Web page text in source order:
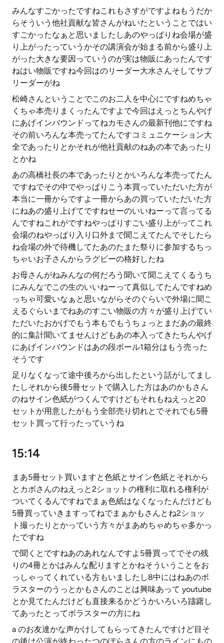
みんなすごかったですねこれもさすがですよねもうだか
らそういう他社貢献な皆さんがねいたということではい
すごかったなぁと思いましたしあのやっぱりね会場が盛
り上がったっていうかその講演会が始まる前から盛り上
がった大きな要因っていうのが実は物販にあったんです
ねはい物販ですね今回はのリーダー大水さんそしてサブ
リーダーがね
松崎さんということでこのお二人を中心にですねめちゃ
くちゃ本売りまくったんですよで今回はえっとちんやげ
にあげインバウンドってねカモさんの最新刊他にですね
その前いろんな本売ってたんですコミュニケーション大
全であったりとかそれが他社貢献のねあの本であったり
とかね
あの高橋社長の本であったりとかいろんな本売ってたん
ですねでその中でやっぱりこう本買っていただいた方が
本当に一冊からですよ一冊からあの買っていただいた方
にねあの盛り上げてですねせーのいいねーって言ってる
んですねこれがですねやっぱりすごい盛り上がってこれ
会場のねやっぱり入り口外まで聞こえてたんでそしたら
ね会場の外で待機してたあのたまた祭りに参加するちっ
ちゃいお子さんからラグビーの格好したね
お母さんがねみんなの何だろう聞いて聞こえてくるうち
にみんなでこの生のいいねーって真似してたんですねめ
っちゃ可愛いなぁと思いながらそのぐらいで外場に聞こ
えるぐらいまでねあのすごい物販の方々が盛り上げてい
ただいたおかげでもう本もでもうちょっとまだあの最終
的に集計聞いてませんけどもあの本入ってきたちんやげ
にあげインバウンドはあの段ボール1箱分はもう売った
そうです
足りなくなって途中後ろから出したという話がしてまし
たしそれから後5冊セットで購入した方はあのかもさん
のねサイン色紙がつくんですけどもそれもねえっと20
セットが用意したがもう全部売り切れとでそれでも5冊
セット買って行ったっていうね
15:14
まあ5冊セット買いますと色紙とサイン色紙とそれから
とカボさんのねえっと2ショットの権利に取れる権利が
ついてくるんですねでまぁ色紙はなくなったんだけども
5冊買っていきますってねでまぁかもさんとね2ショッ
ト撮ったりとかっていう方々がまあめちゃめちゃ多かっ
たですね
で聞くとですねあのあれなんですよ5冊買ってでその残
りの4冊とかはみんな配りますとかねそういうことをお
っしゃってくれている方もいましたし8中にはねあのボ
ラスターのうっとかもさんのことは興味あって youtube
とか見てたんだけども直接来るかどうかいろいろ躊躇し
てあったとってボラスターの方にね
a のお友達かな声かけしてもらってきたんですけど目そ